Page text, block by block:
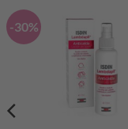
-30%